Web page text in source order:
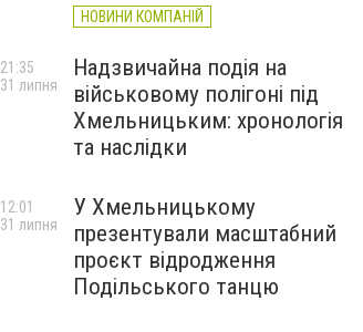
НОВИНИ КОМПАНІЙ
Надзвичайна подія на
військовому полігоні під
Хмельницьким: хронологія
та наслідки
21:35
31 липня
У Хмельницькому
презентували масштабний
проєкт відродження
Подільського танцю
12:01
31 липня